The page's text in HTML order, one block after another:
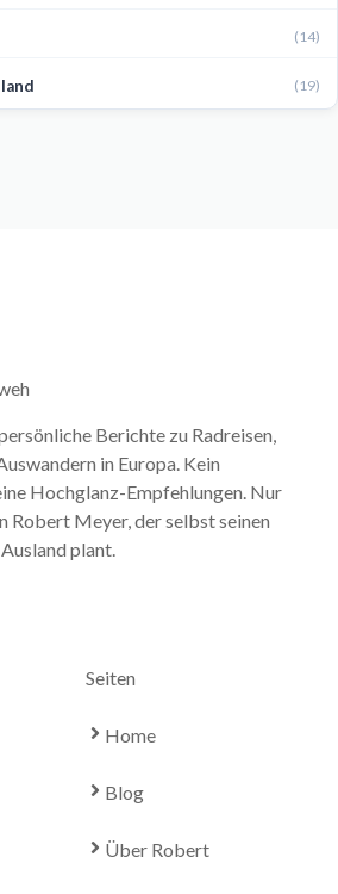
(14)
(19)
Berichte zu Radreisen,
in Europa. Kein
Hochglanz-Empfehlungen. Nur
Robert Meyer, der selbst seinen
plant.
Seiten
Home
Blog
Über Robert